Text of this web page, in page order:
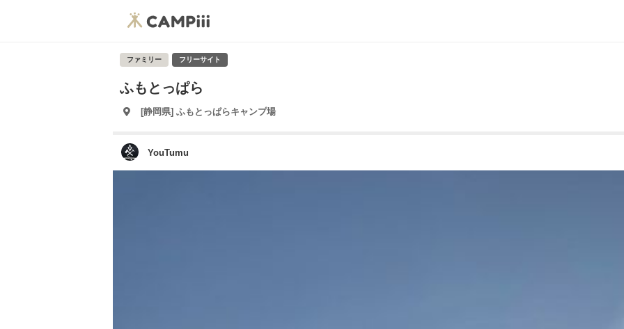
ファミリー フリーサイト
ふもとっぱら
[静岡県] ふもとっぱらキャンプ場
YouTumu